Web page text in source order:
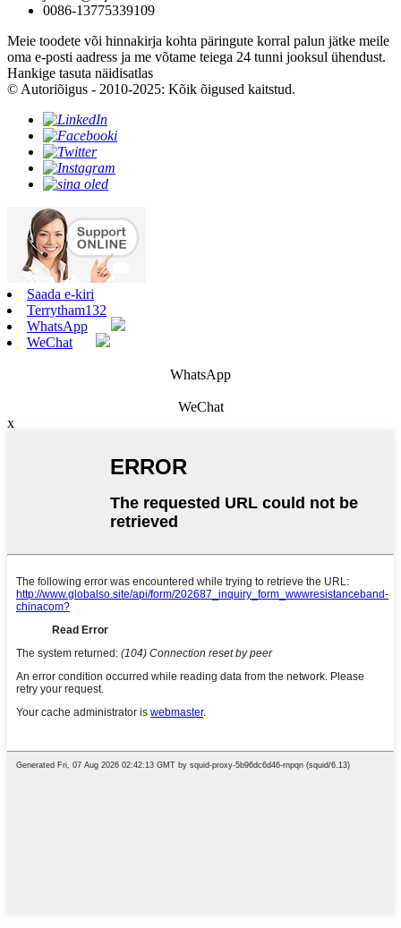
0086-13775339109
Meie toodete või hinnakirja kohta päringute korral palun jätke meile
oma e-posti aadress ja me võtame teiega 24 tunni jooksul ühendust.
Hankige tasuta näidisatlas
© Autoriõigus - 2010-2025: Kõik õigused kaitstud.
Saada e-kiri
Terrytham132
WhatsApp
WeChat
WhatsApp
WeChat
x